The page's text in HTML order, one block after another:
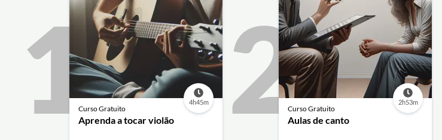
1Curso Gratuito
Aprenda a tocar violão
4h45m 2Curso Gratuito
Aulas de canto
2h53m